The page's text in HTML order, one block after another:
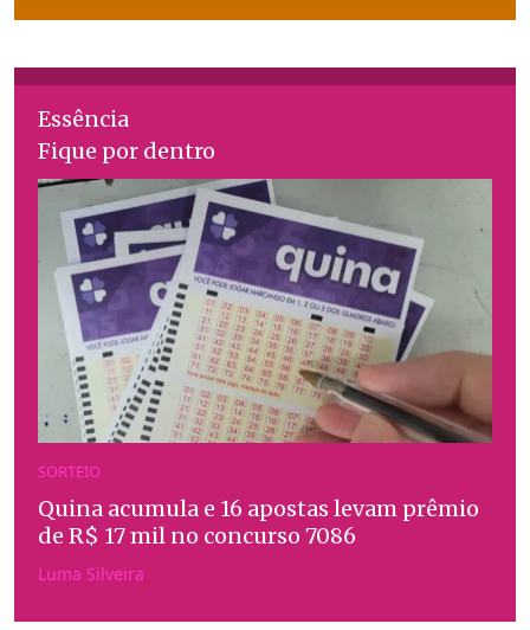
Essência
Fique por dentro
SORTEIO
Quina acumula e 16 apostas levam prêmio
de R$ 17 mil no concurso 7086
Luma Silveira